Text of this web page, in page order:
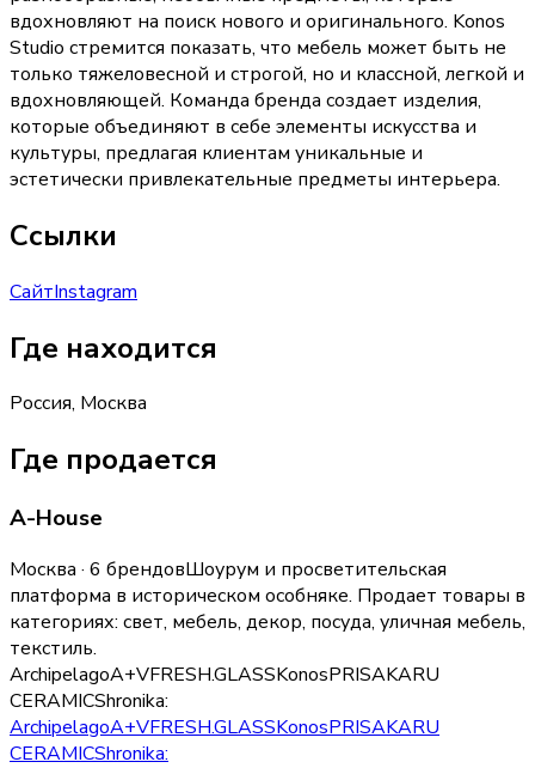
вдохновляют на поиск нового и оригинального. Konos
Studio стремится показать, что мебель может быть не
только тяжеловесной и строгой, но и классной, легкой и
вдохновляющей. Команда бренда создает изделия,
которые объединяют в себе элементы искусства и
культуры, предлагая клиентам уникальные и
эстетически привлекательные предметы интерьера.
Ссылки
СайтInstagram
Где находится
Россия, Москва
Где продается
A-House
Москва · 6 брендовШоурум и просветительская
платформа в историческом особняке. Продает товары в
категориях: свет, мебель, декор, посуда, уличная мебель,
текстиль.
ArchipelagoA+VFRESH.GLASSKonosPRISAKARU
CERAMICShronika:
ArchipelagoA+VFRESH.GLASSKonosPRISAKARU
CERAMICShronika: